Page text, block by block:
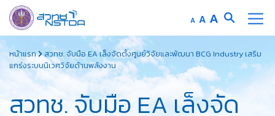
to
content
A Decrease
font
size.
AReset
font
size.
A Increase
font
size.
หน้าแรก
สวทช. จับมือ EA เล็งจัดตั้งศูนย์วิจัยและพัฒนา BCG Industry เสริม
แกร่งระบบนิเวศวิจัยด้านพลังงาน
สวทช. จับมือ EA เล็งจัด